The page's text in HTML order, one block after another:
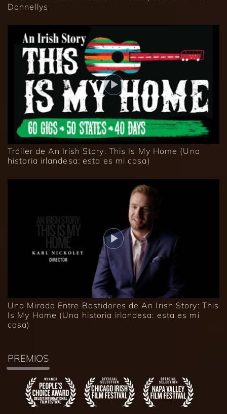
Donnellys
Tráiler de An Irish Story: This Is My Home (Una
historia irlandesa: esta es mi casa)
Una Mirada Entre Bastidores de An Irish Story: This
Is My Home (Una historia irlandesa: esta es mi
casa)
PREMIOS